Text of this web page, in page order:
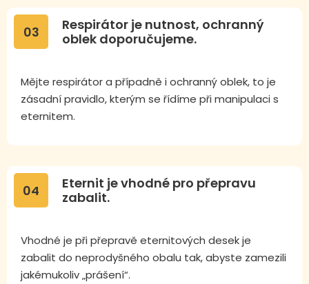
03
Respirátor je nutnost, ochranný
oblek doporučujeme.
Mějte respirátor a případně i ochranný oblek, to je
zásadní pravidlo, kterým se řídíme při manipulaci s
eternitem.
04
Eternit je vhodné pro přepravu
zabalit.
Vhodné je při přepravě eternitových desek je
zabalit do neprodyšného obalu tak, abyste zamezili
jakémukoliv „prášení“.